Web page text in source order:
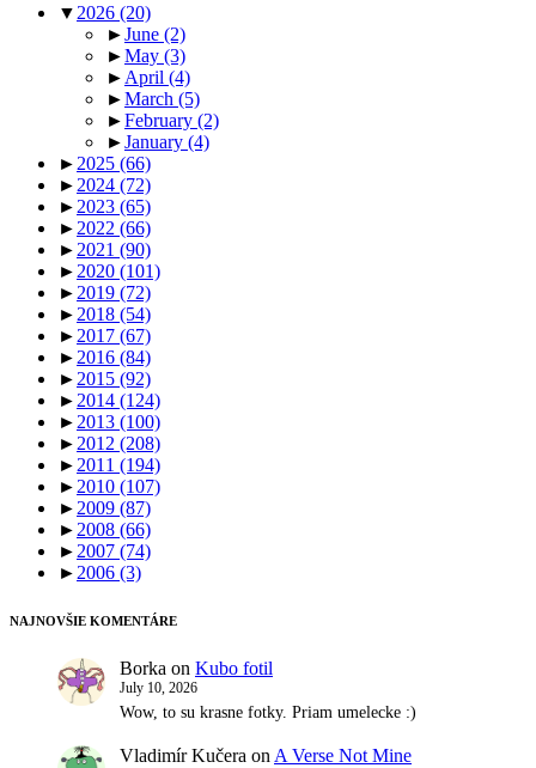
▼ 2026 (20)
►June (2)
►May (3)
► April (4)
►March (5)
►February (2)
►January (4)
► 2025 (66)
► 2024 (72)
► 2023 (65)
► 2022 (66)
► 2021 (90)
► 2020 (101)
► 2019 (72)
► 2018 (54)
► 2017 (67)
► 2016 (84)
► 2015 (92)
► 2014 (124)
► 2013 (100)
► 2012 (208)
► 2011 (194)
► 2010 (107)
► 2009 (87)
► 2008 (66)
► 2007 (74)
► 2006 (3)
NAJNOVŠIE KOMENTÁRE
Borka on Kubo fotil
July 10, 2026
Wow, to su krasne fotky. Priam umelecke :)
Vladimír Kučera on A Verse Not Mine